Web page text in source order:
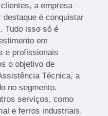
a empresa
destaque é conquistar
Tudo isso só é
em
e profissionais
o objetivo de
Técnica, a
no segmento.
serviços, como
e ferros industriais.